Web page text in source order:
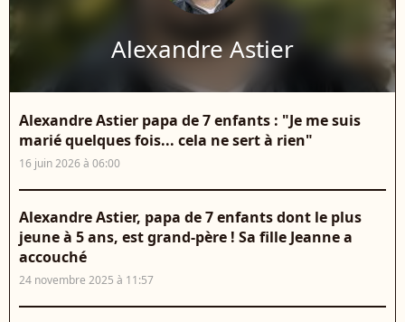
Alexandre Astier
Alexandre Astier papa de 7 enfants : "Je me suis
marié quelques fois... cela ne sert à rien"
16 juin 2026 à 06:00
Alexandre Astier, papa de 7 enfants dont le plus
jeune à 5 ans, est grand-père ! Sa fille Jeanne a
accouché
24 novembre 2025 à 11:57